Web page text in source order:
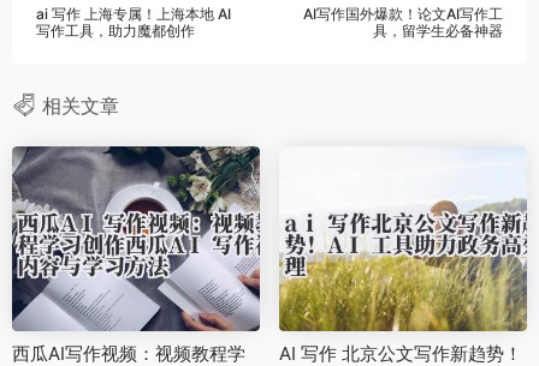
ai 写作 上海专属！上海本地 AI
写作工具，助力魔都创作
AI写作国外爆款！论文AI写作工
具，留学生必备神器
相关文章
西瓜AI写作视频：视频教程学
AI 写作 北京公文写作新趋势！